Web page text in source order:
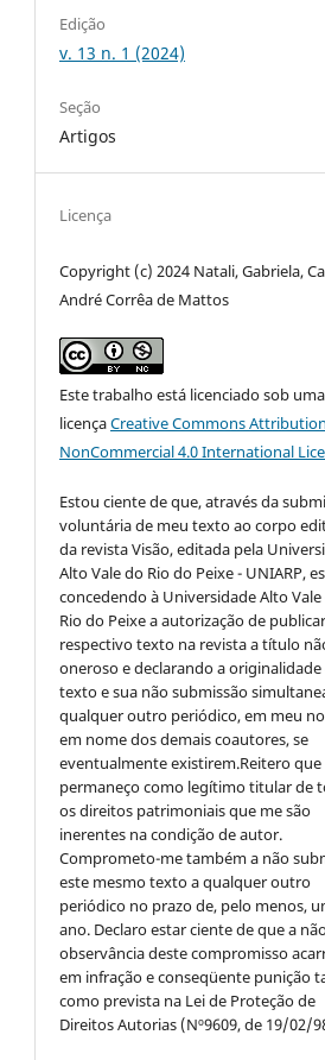
Edição
v. 13 n. 1 (2024)
Seção
Artigos
Licença
Copyright (c) 2024 Natali, Gabriela,
André Corrêa de Mattos
Este trabalho está licenciado sob uma
licençaCreative Commons
NonCommercial 4.0 International
Estou ciente de que, através da
voluntária de meu texto ao corpo
da revista Visão, editada pela
Alto Vale do Rio do Peixe - UNIARP,
concedendo à Universidade Alto
Rio do Peixe a autorização de
respectivo texto na revista a título
oneroso e declarando a
texto e sua não submissão
qualquer outro periódico, em meu
em nome dos demais coautores, se
eventualmente existirem.Reitero que
permaneço como legítimo titular de
os direitos patrimoniais que me são
inerentes na condição de autor.
Comprometo-me também a não
este mesmo texto a qualquer outro
periódico no prazo de, pelo menos,
ano. Declaro estar ciente de que a
observância deste compromisso
em infração e conseqüente punição
como prevista na Lei de Proteção de
Direitos Autorias (Nº9609, de 19/02/